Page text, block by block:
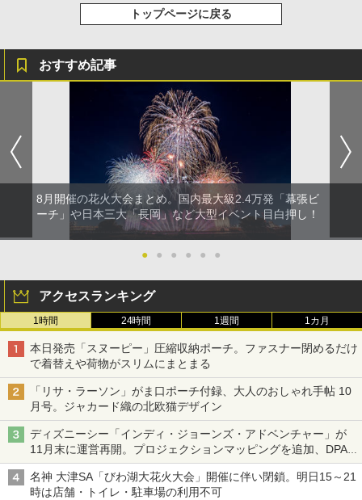
￥20,718
￥1,180
トップページに戻る
おすすめ記事
8月開催の花火大会まとめ。国内最大級2.4万発「幕張ビ
ーチ」や日本三大「長岡」など大型イベント目白押し！
● ● ● ● ● ●
アクセスランキング
1時間 24時間 1週間 1カ月
本日発売「スヌーピー」圧縮収納ポーチ。ファスナー閉めるだけ
で着替えや荷物がスリムにまとまる
「リサ・ラーソン」がま口ポーチ付録、大人のおしゃれ手帖 10
月号。ジャカード織の北欧猫デザイン
ディズニーシー「インディ・ジョーンズ・アドベンチャー」が
11月末に運営再開。プロジェクションマッピングを追加、DPA
は1500円
名神 大津SA「びわ湖大花火大会」開催に伴い閉鎖。明日15～21
時は店舗・トイレ・駐車場の利用不可